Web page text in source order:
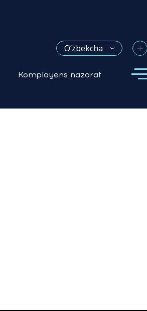
O’zbekcha +
Komplayens nazorat